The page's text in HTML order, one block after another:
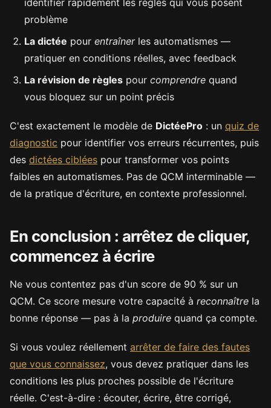
identifier rapidement les règles qui vous posent
problème
La dictée pour entraînerles automatismes —
pratiquer en conditions réelles, avec feedback
La révision de règles pour comprendre quand
vous bloquez sur un point précis
C'est exactement le modèle de DictéePro : un quiz de
diagnostic pour identifier vos erreurs récurrentes, puis
des dictées ciblées pour transformer vos points
faibles en automatismes. Pas de QCM interminable —
de la pratique d'écriture, en contexte professionnel.
En conclusion : arrêtez de cliquer,
commencez à écrire
Ne vous contentez pas d'un score de 90 % sur un
QCM. Ce score mesure votre capacité à reconnaître la
bonne réponse — pas à la produire quand ça compte.
Si vous voulez réellement arrêter de faire des fautes
que vous connaissez, vous devez pratiquer dans les
conditions les plus proches possible de l'écriture
réelle. C'est-à-dire : écouter, écrire, être corrigé,